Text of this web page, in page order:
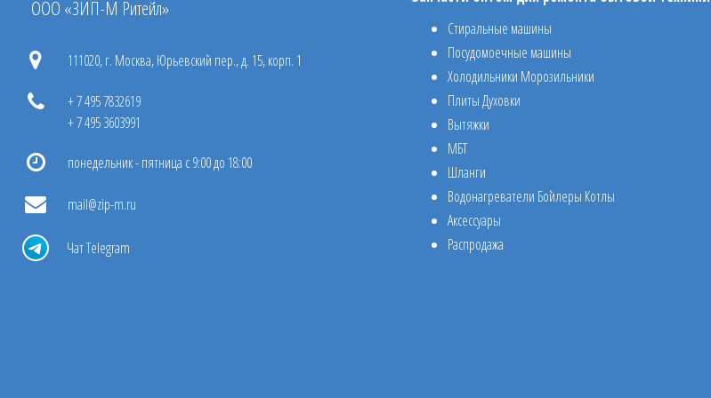
ООО «ЗИП-М Ритейл»
111020, г. Москва, Юрьевский пер., д. 15, корп. 1
+ 7 495 7832619
+ 7 495 3603991
понедельник - пятница с 9:00 до 18:00
mail@zip-m.ru
Чат Telegram
Стиральные машины
Посудомоечные машины
Холодильники Морозильники
Плиты Духовки
Вытяжки
МБТ
Шланги
Водонагреватели Бойлеры Котлы
Аксессуары
Распродажа